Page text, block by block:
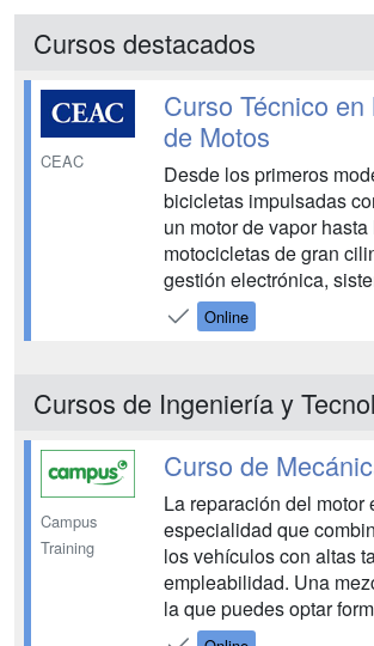
Cursos destacados
CEAC
Curso Técnico
de Motos
Desde los primeros
bicicletas impulsadas
un motor de vapor
motocicletas de gran
gestión electrónica,
similares a los de los
incluso con sistemas de
motocicletas han sufrido
Online
Cursos de Ingeniería y
Campus
Training
Curso de
La reparación del motor
especialidad que
los vehículos con altas
empleabilidad. Una
la que puedes optar
flexibilidad y con un